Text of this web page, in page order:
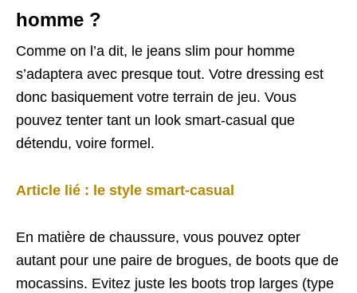
homme ?
Comme on l’a dit, le jeans slim pour homme
s’adaptera avec presque tout. Votre dressing est
donc basiquement votre terrain de jeu. Vous
pouvez tenter tant un look smart-casual que
détendu, voire formel.
Article lié : le style smart-casual
En matière de chaussure, vous pouvez opter
autant pour une paire de brogues, de boots que de
mocassins. Evitez juste les boots trop larges (type